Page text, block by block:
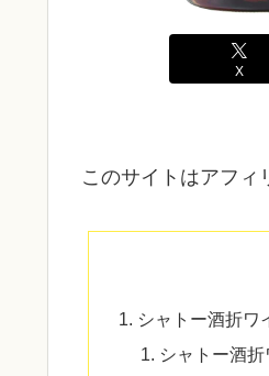
X
このサイトはアフィ
シャトー酒折ワ
シャトー酒